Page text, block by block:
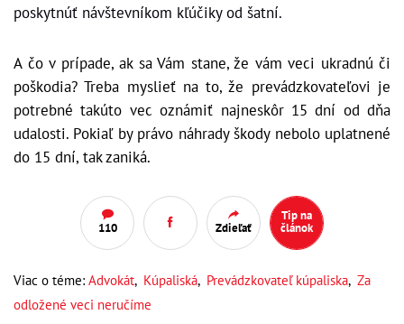
poskytnúť návštevníkom kľúčiky od šatní.
A čo v prípade, ak sa Vám stane, že vám veci ukradnú či
poškodia? Treba myslieť na to, že prevádzkovateľovi je
potrebné takúto vec oznámiť najneskôr 15 dní od dňa
udalosti. Pokiaľ by právo náhrady škody nebolo uplatnené
do 15 dní, tak zaniká.
110 Zdieľať
Tip na
článok
Viac o téme: Advokát, Kúpaliská, Prevádzkovateľ kúpaliska, Za
odložené veci neručíme